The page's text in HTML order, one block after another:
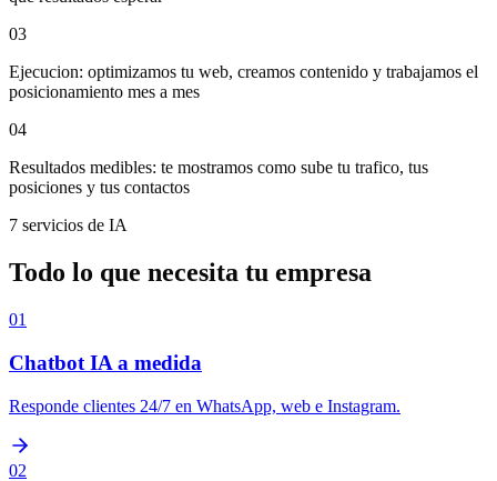
03
Ejecucion: optimizamos tu web, creamos contenido y trabajamos el
posicionamiento mes a mes
04
Resultados medibles: te mostramos como sube tu trafico, tus
posiciones y tus contactos
7 servicios de IA
Todo lo que necesita tu empresa
01
Chatbot IA a medida
Responde clientes 24/7 en WhatsApp, web e Instagram.
02